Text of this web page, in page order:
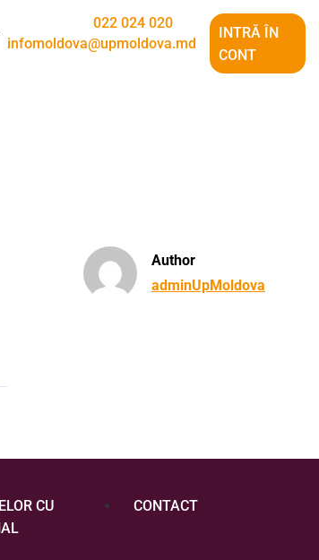
022 024 020
infomoldova@upmoldova.md
INTRĂ ÎN
CONT
Author
adminUpMoldova
CU
CONTACT